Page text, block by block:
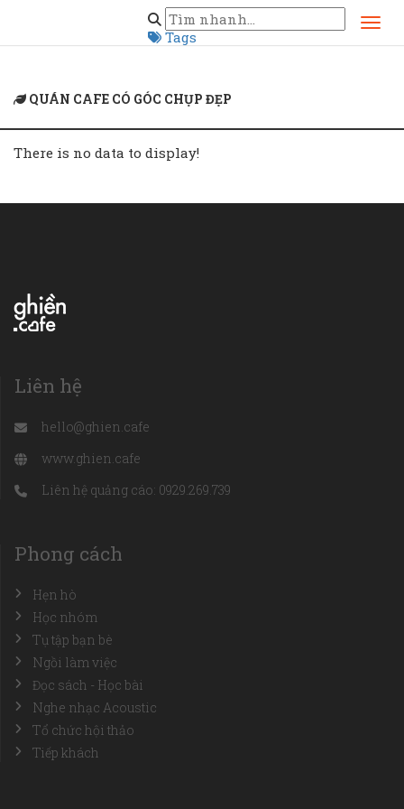
Tags
quán cafe có góc chụp đẹp
QUÁN CAFE CÓ GÓC CHỤP ĐẸP
There is no data to display!
Liên hệ
hello@ghien.cafe
www.ghien.cafe
Liên hệ quảng cáo: 0929.269.739
Phong cách
Hẹn hò
Học nhóm
Tụ tập bạn bè
Ngồi làm việc
Đọc sách - Học bài
Nghe nhạc Acoustic
Tổ chức hội thảo
Tiếp khách